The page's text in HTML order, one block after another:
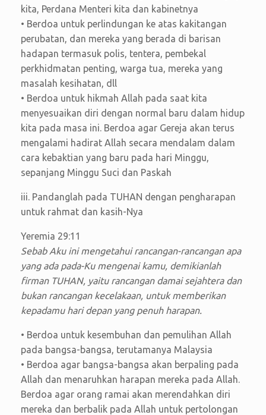
kita, Perdana Menteri kita dan kabinetnya
• Berdoa untuk perlindungan ke atas kakitangan
perubatan, dan mereka yang berada di barisan
hadapan termasuk polis, tentera, pembekal
perkhidmatan penting, warga tua, mereka yang
masalah kesihatan, dll
• Berdoa untuk hikmah Allah pada saat kita
menyesuaikan diri dengan normal baru dalam hidup
kita pada masa ini. Berdoa agar Gereja akan terus
mengalami hadirat Allah secara mendalam dalam
cara kebaktian yang baru pada hari Minggu,
sepanjang Minggu Suci dan Paskah
iii. Pandanglah pada TUHAN dengan pengharapan
untuk rahmat dan kasih-Nya
Yeremia 29:11
Sebab Aku ini mengetahui rancangan-rancangan apa
yang ada pada-Ku mengenai kamu, demikianlah
firman TUHAN, yaitu rancangan damai sejahtera dan
bukan rancangan kecelakaan, untuk memberikan
kepadamu hari depan yang penuh harapan.
• Berdoa untuk kesembuhan dan pemulihan Allah
pada bangsa-bangsa, terutamanya Malaysia
• Berdoa agar bangsa-bangsa akan berpaling pada
Allah dan menaruhkan harapan mereka pada Allah.
Berdoa agar orang ramai akan merendahkan diri
mereka dan berbalik pada Allah untuk pertolongan